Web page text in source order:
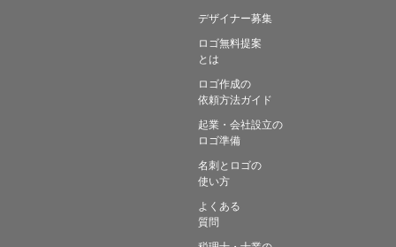
デザイナー募集
ロゴ無料提案
とは
ロゴ作成の
依頼方法ガイド
起業・会社設立の
ロゴ準備
名刺とロゴの
使い方
よくある
質問